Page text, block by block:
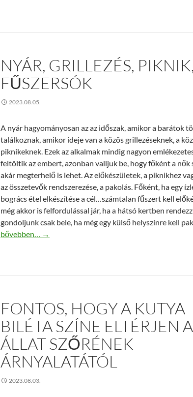
NYÁR, GRILLEZÉS, PIKNIK,
FŰSZERSÓK
2023.08.05.
A nyár hagyományosan az az időszak, amikor a barátok
találkoznak, amikor ideje van a közös grillezéseknek, a
piknikeknek. Ezek az alkalmak mindig nagyon
feltöltik az embert, azonban valljuk be, hogy főként a nők
akár megterhelő is lehet. Az előkészületek, a piknikhez
az összetevők rendszerezése, a pakolás. Főként, ha egy
bogrács étel elkészítése a cél…számtalan fűszert kell
még akkor is felfordulással jár, ha a hátsó kertben
gondoljunk csak bele, ha még egy külső helyszínre kell
Nyár, grillezés, piknik, fűszersók
bővebben… →
FONTOS, HOGY A KUTYA
BILÉTA SZÍNE ELTÉRJEN
ÁLLAT SZŐRÉNEK
ÁRNYALATÁTÓL
2023.08.03.